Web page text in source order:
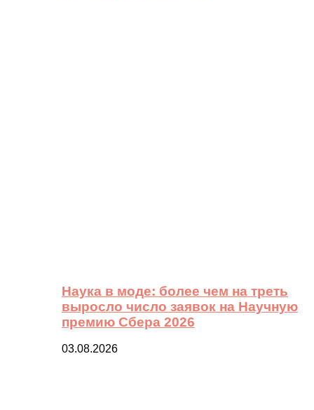
Наука в моде: более чем на треть
выросло число заявок на Научную
премию Сбера 2026
03.08.2026